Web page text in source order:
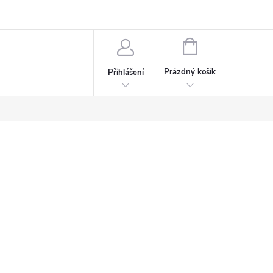
Přihlášení
NÁKUPNÍ
Prázdný košík